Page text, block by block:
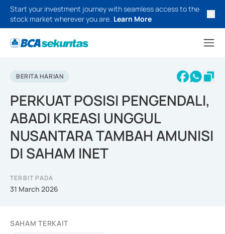
Start your investment journey with seamless access to the
stock market wherever you are. Learn More
BERITA HARIAN
PERKUAT POSISI PENGENDALI,
ABADI KREASI UNGGUL
NUSANTARA TAMBAH AMUNISI
DI SAHAM INET
TERBIT PADA
31 March 2026
SAHAM TERKAIT